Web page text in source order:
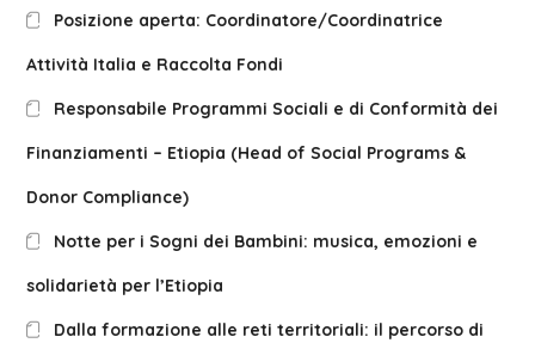
Posizione aperta: Coordinatore/Coordinatrice
Attività Italia e Raccolta Fondi
Responsabile Programmi Sociali e di Conformità dei
Finanziamenti – Etiopia (Head of Social Programs &
Donor Compliance)
Notte per i Sogni dei Bambini: musica, emozioni e
solidarietà per l’Etiopia
Dalla formazione alle reti territoriali: il percorso di